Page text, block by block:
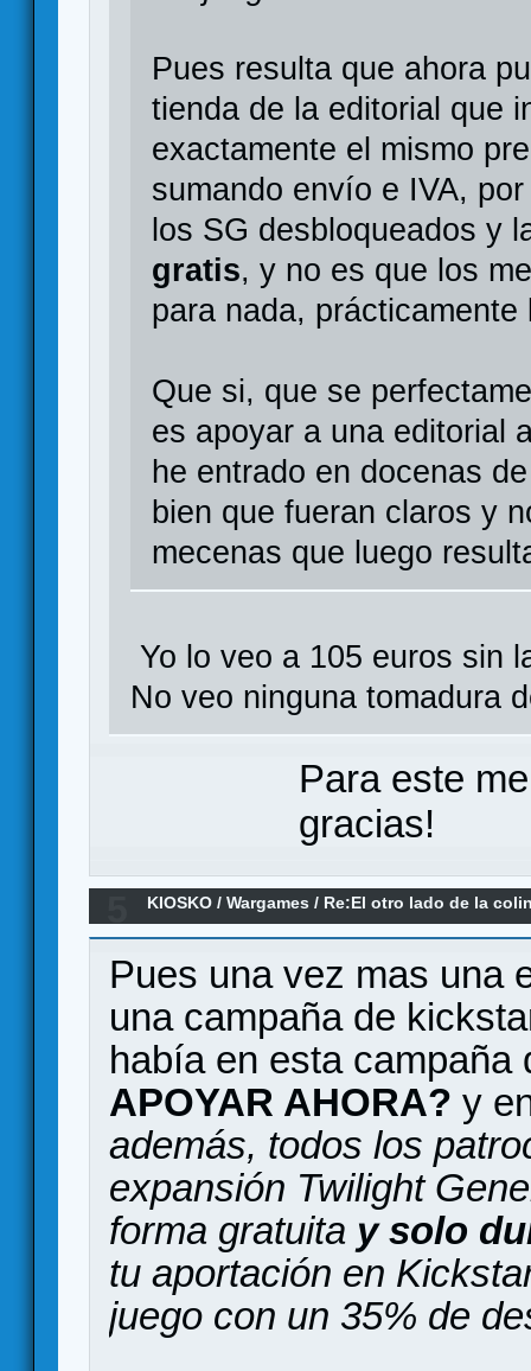
Pues resulta que ahora
tienda de la editorial que
exactamente el mismo
sumando envío e IVA,
los SG desbloqueados y
gratis, y no es que los
para nada, prácticamente
Que si, que se
es apoyar a una editorial
he entrado en docenas
bien que fueran claros y
mecenas que luego
Yo lo veo a 105 euros sin
No veo ninguna tomadura
Para este
gracias!
KIOSKO /Wargames / Re:El otro lado de la
Pues una vez mas una
una campaña de
había en esta
APOYAR AHORA? y
además, todos los
expansión Twilight
forma gratuita y solo
tu aportación en
juego con un 35% de